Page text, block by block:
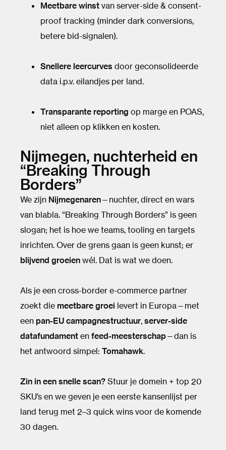
Meetbare winst van server-side & consent-
proof tracking (minder dark conversions,
betere bid-signalen).
Snellere leercurves door geconsolideerde
data i.p.v. eilandjes per land.
Transparante reporting op marge en POAS,
niet alleen op klikken en kosten.
Nijmegen, nuchterheid en
“Breaking Through
Borders”
We zijn Nijmegenaren—nuchter, direct en wars
van blabla. “Breaking Through Borders” is geen
slogan; het is hoe we teams, tooling en targets
inrichten. Over de grens gaan is geen kunst; er
blijvend groeien wél. Dat is wat we doen.
Als je een cross-border e-commerce partner
zoekt die meetbare groei levert in Europa—met
een pan-EU campagnestructuur, server-side
datafundament en feed-meesterschap—dan is
het antwoord simpel: Tomahawk.
Zin in een snelle scan? Stuur je domein + top 20
SKU’s en we geven je een eerste kansenlijst per
land terug met 2–3 quick wins voor de komende
30 dagen.